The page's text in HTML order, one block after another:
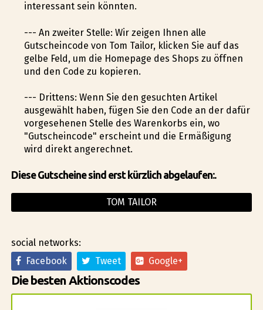
interessant sein könnten.
--- An zweiter Stelle: Wir zeigen Ihnen alle
Gutscheincode von Tom Tailor, klicken Sie auf das
gelbe Feld, um die Homepage des Shops zu öffnen
und den Code zu kopieren.
--- Drittens: Wenn Sie den gesuchten Artikel
ausgewählt haben, fügen Sie den Code an der dafür
vorgesehenen Stelle des Warenkorbs ein, wo
"Gutscheincode" erscheint und die Ermäßigung
wird direkt angerechnet.
Diese Gutscheine sind erst kürzlich abgelaufen:.
TOM TAILOR
social networks:
Facebook
Tweet Google+
Die besten Aktionscodes